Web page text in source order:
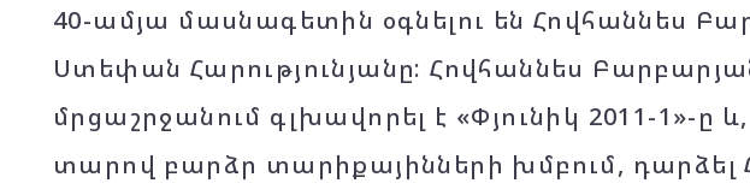
40-ամյա մասնագետին օգնելու են Հովհաննես
Ստեփան Հարությունյանը: Հովհաննես
մրցաշրջանում գլխավորել է «Փյունիկ 2011-1»-ը
տարով բարձր տարիքայինների խմբում,